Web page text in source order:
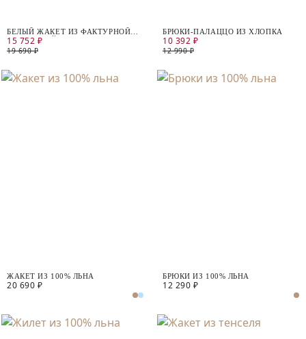
БЕЛЫЙ ЖАКЕТ ИЗ ФАКТУРНОЙ
ХЛОПКОВОЙ ТКАНИ
15 752 ₽
19 690 ₽
БРЮКИ-ПАЛАЦЦО ИЗ ХЛОПКА
10 392 ₽
12 990 ₽
ЖАКЕТ ИЗ 100% ЛЬНА
20 690 ₽
БРЮКИ ИЗ 100% ЛЬНА
12 290 ₽